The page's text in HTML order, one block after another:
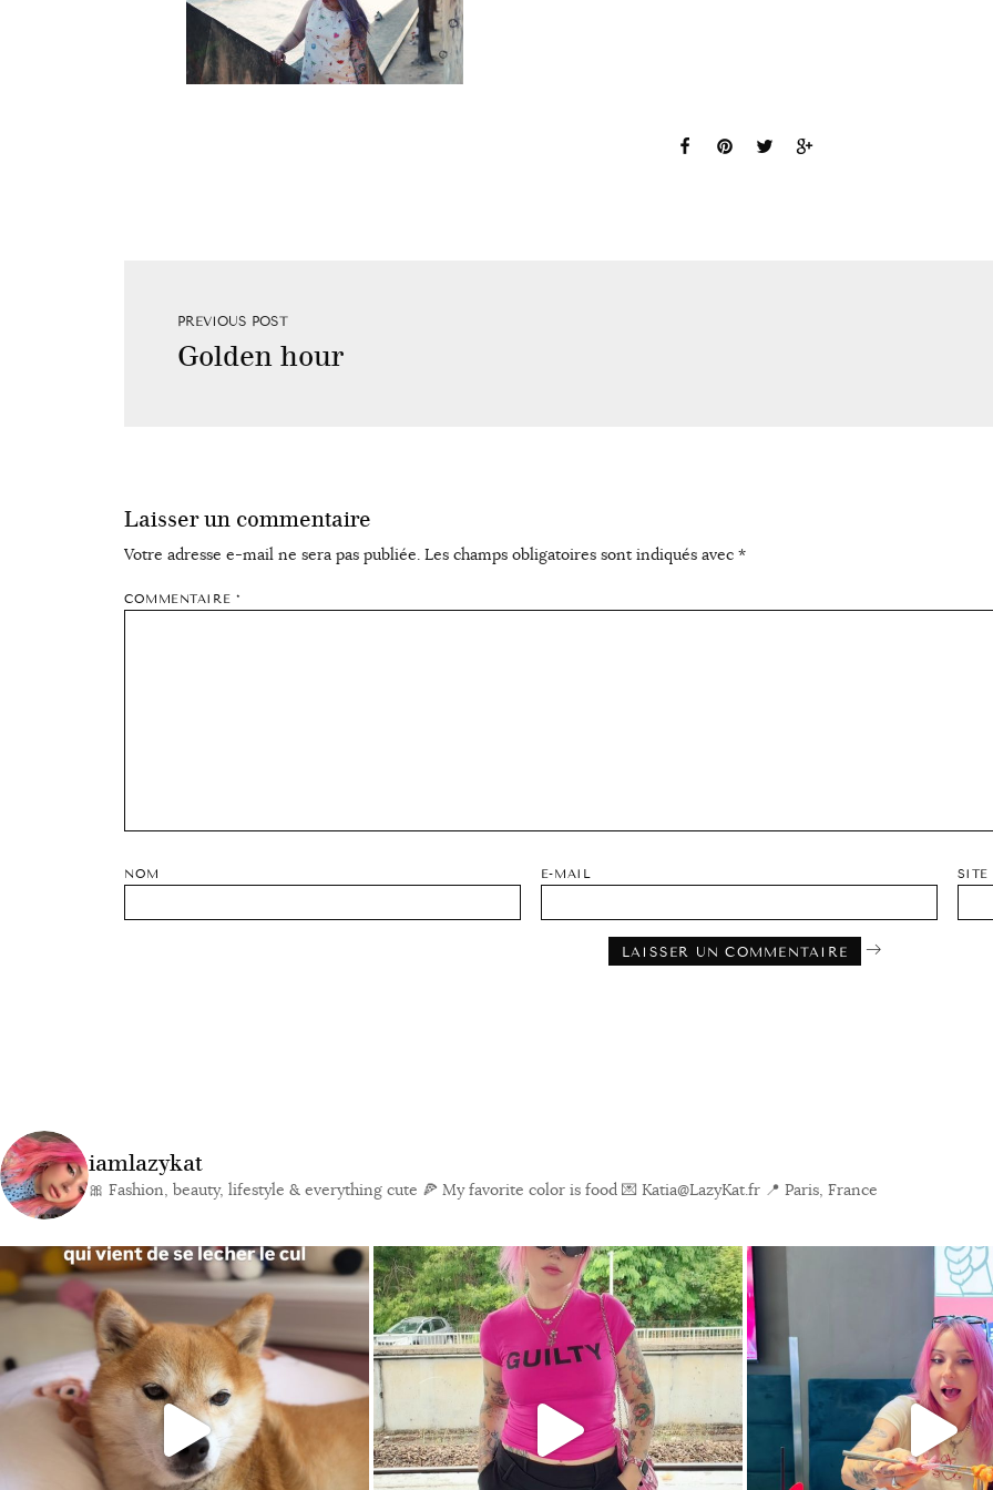
PREVIOUS POST
Golden hour
Laisser un commentaire
Votre adresse e-mail ne sera pas publiée. Les champs obligatoires sont indiqués avec *
COMMENTAIRE *
NOM E-MAIL SITE
iamlazykat
🎀 Fashion, beauty, lifestyle & everything cute 🍕 My favorite color is food 💌 Katia@LazyKat.fr 📍 Paris, France